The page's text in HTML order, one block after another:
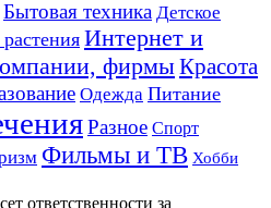
Бытовая техника Детское
Интернет и
фирмыКрасота
Одежда Питание
Разное Спорт
Фильмы и ТВ Хобби
ответственности за